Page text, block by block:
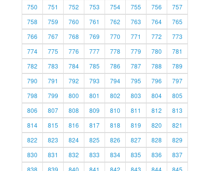
750
751 752 753 754 755 756
757
758
759 760 761 762 763 764
765
766
767 768 769 770 771 772
773
774
775 776 777 778 779 780
781
782
783 784 785 786 787 788
789
790
791 792 793 794 795 796
797
798
799 800 801 802 803 804
805
806
807 808 809 810 811 812
813
814
815 816 817 818 819 820
821
822
823 824 825 826 827 828
829
830
831 832 833 834 835 836
837
838
839 840 841 842 843 844
845